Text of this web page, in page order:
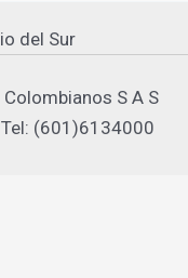
del Sur
S A S
Tel: (601)6134000